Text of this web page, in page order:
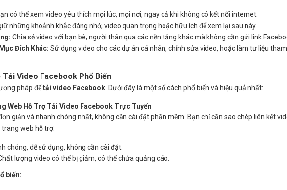
có thể xem video yêu thích mọi lúc, mọi nơi, ngay cả khi không có kết nối internet.
những khoảnh khắc đáng nhớ, video quan trọng hoặc hữu ích để xem lại sau này.
Chia sẻ video với bạn bè, người thân qua các nền tảng khác mà không cần gửi link
Đích Khác: Sử dụng video cho các dự án cá nhân, chỉnh sửa video, hoặc làm tư liệu tham
Tải Video Facebook Phổ Biến
pháp đểtải video Facebook . Dưới đây là một số cách phổ biến và hiệu quả nhất:
Web Hỗ Trợ Tải Video Facebook Trực Tuyến
giản và nhanh chóng nhất, không cần cài đặt phần mềm. Bạn chỉ cần sao chép liên kết
trang web hỗ trợ.
chóng, dễ sử dụng, không cần cài đặt.
lượng video có thể bị giảm, có thể chứa quảng cáo.
biến: